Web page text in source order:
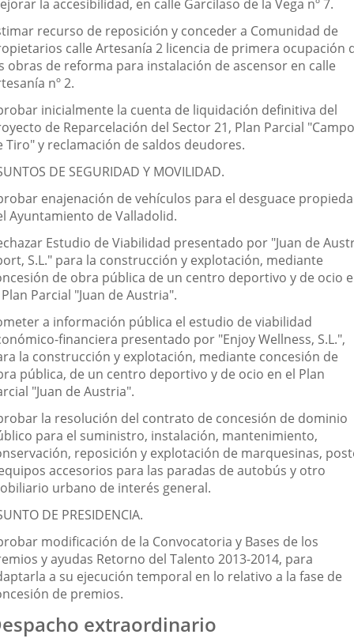
la accesibilidad, en calle Garcilaso de la Vega nº 7.
recurso de reposición y conceder a Comunidad de
calle Artesanía 2 licencia de primera ocupación
obras de reforma para instalación de ascensor en calle
nº 2.
inicialmente la cuenta de liquidación definitiva del
de Reparcelación del Sector 21, Plan Parcial "Campo
Tiro" y reclamación de saldos deudores.
DE SEGURIDAD Y MOVILIDAD.
enajenación de vehículos para el desguace
Ayuntamiento de Valladolid.
Estudio de Viabilidad presentado por "Juan de
S.L." para la construcción y explotación, mediante
de obra pública de un centro deportivo y de ocio
Parcial "Juan de Austria".
a información pública el estudio de viabilidad
financiera presentado por "Enjoy Wellness, S.L.",
la construcción y explotación, mediante concesión de
pública, de un centro deportivo y de ocio en el Plan
"Juan de Austria".
la resolución del contrato de concesión de dominio
para el suministro, instalación, mantenimiento,
reposición y explotación de marquesinas,
accesorios para las paradas de autobús y otro
urbano de interés general.
DE PRESIDENCIA.
modificación de la Convocatoria y Bases de los
y ayudas Retorno del Talento 2013-2014, para
a su ejecución temporal en lo relativo a la fase de
de premios.
extraordinario